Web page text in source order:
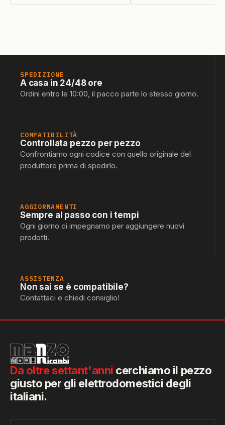
SPEDIZIONE
A casa in 24/48 ore
Ordini entro le 10:00, il pacco parte lo stesso giorno.
COMPATIBILITÀ
Controllata pezzo per pezzo
Confrontiamo ogni codice con quello originale del
produttore prima di spedirlo.
AGGIORNAMENTI
Sempre al passo con i tempi
Ogni giorno ci impegnamo per aggiungere nuovi
prodotti.
ASSISTENZA
Non sai se è compatibile?
Contattaci e chiedi consiglio!
Da oltre settant'anni cerchiamo il pezzo
giusto per gli elettrodomestici degli
italiani.